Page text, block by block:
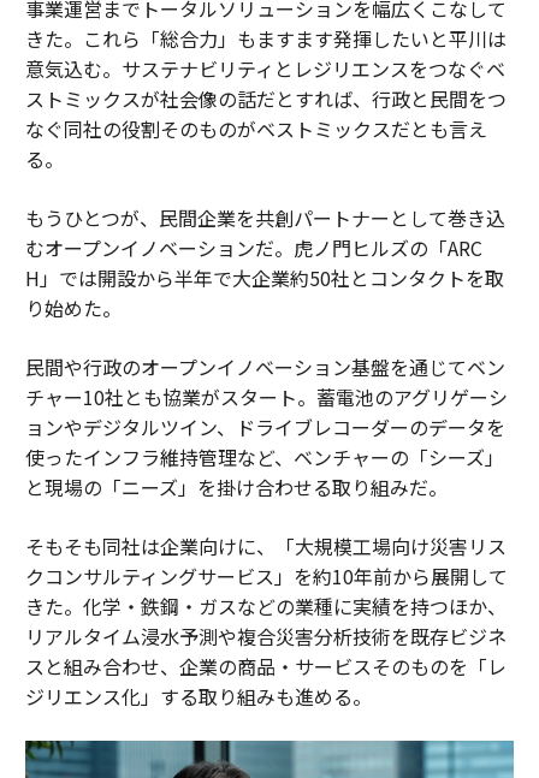
事業運営までトータルソリューションを幅広くこなして
きた。これら「総合力」もますます発揮したいと平川は
意気込む。サステナビリティとレジリエンスをつなぐベ
ストミックスが社会像の話だとすれば、行政と民間をつ
なぐ同社の役割そのものがベストミックスだとも言え
る。
もうひとつが、民間企業を共創パートナーとして巻き込
むオープンイノベーションだ。虎ノ門ヒルズの「ARC
H」では開設から半年で大企業約50社とコンタクトを取
り始めた。
民間や行政のオープンイノベーション基盤を通じてベン
チャー10社とも協業がスタート。蓄電池のアグリゲーシ
ョンやデジタルツイン、ドライブレコーダーのデータを
使ったインフラ維持管理など、ベンチャーの「シーズ」
と現場の「ニーズ」を掛け合わせる取り組みだ。
そもそも同社は企業向けに、「大規模工場向け災害リス
クコンサルティングサービス」を約10年前から展開して
きた。化学・鉄鋼・ガスなどの業種に実績を持つほか、
リアルタイム浸水予測や複合災害分析技術を既存ビジネ
スと組み合わせ、企業の商品・サービスそのものを「レ
ジリエンス化」する取り組みも進める。